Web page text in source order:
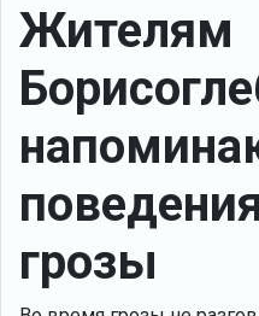
Жителям
грозы